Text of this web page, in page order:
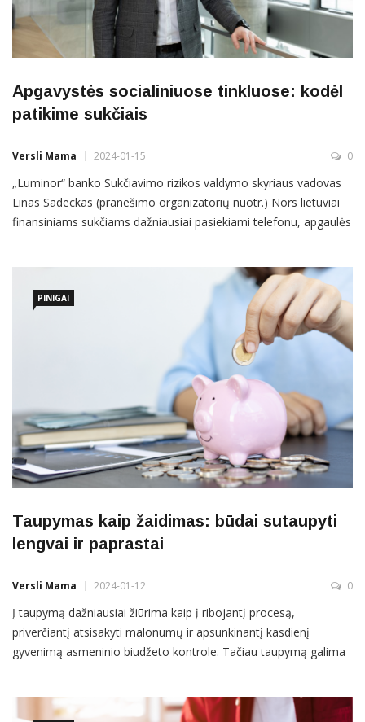
Apgavystės socialiniuose tinkluose: kodėl
patikime sukčiais
Versli Mama 2024-01-15 0
„Luminor“ banko Sukčiavimo rizikos valdymo skyriaus vadovas
Linas Sadeckas (pranešimo organizatorių nuotr.) Nors lietuviai
finansiniams sukčiams dažniausiai pasiekiami telefonu, apgaulės
mylimaisiais. Kodėl apgaule patikime, kokios populiariausios
PINIGAI
Taupymas kaip žaidimas: būdai sutaupyti
lengvai ir paprastai
Versli Mama 2024-01-12 0
Į taupymą dažniausiai žiūrima kaip į ribojantį procesą,
priverčiantį atsisakyti malonumų ir apsunkinantį kasdienį
gyvenimą asmeninio biudžeto kontrole. Tačiau taupymą galima
jaustis saugiau ir sukaupti vadinamąją finansinę pagalvę, ar